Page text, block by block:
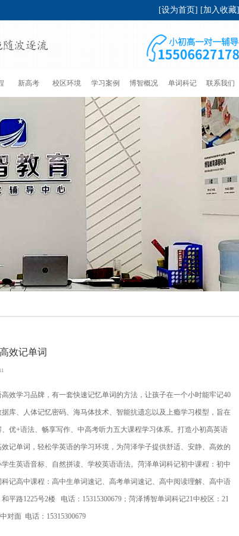
[设为首页] [加入收藏]
新高考 校区环境 学习案例 博智概况 单词科记 联系我们
效记单词
效学习品牌，有一套快速记忆单词的方法，让孩子在一个小时能牢记40
库、人体记忆密码、海马体技术、智能抗遗忘以及上瘾学习模型，旨在
优+语法、畅享写作、中高考听力五大课程学习体系。打造小初高英语
记单词，轻松学英语的学习环境，为菏泽学子提供舒适、安静、高效的
生英语音标、自然拼读、学校英语语法。菏泽单词科记初中课程：初中
记高中课程：高中生单词速记、高考单词速记、高中阅读理解、高中语
路1225号2楼 电话：15315300679；菏泽博智单词科记21中校区：21
对面 电话：15315300679